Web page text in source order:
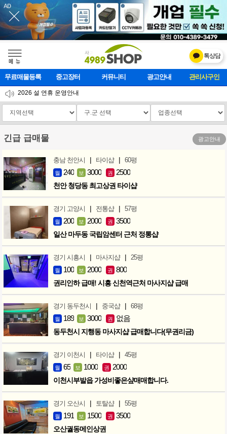
메    뉴
톡상담
무료매물등록 중고장터 커뮤니티 광고안내 마사지클럽
2026 설 연휴 운영안내
[업데이트]모바일 하단 고정메뉴 추가
[업데이트] 개선사항 안내
긴급 급매물 광고안내
충남 천안시 | 타이샵 | 60평
월 240 보 3000 권 2500
천안 청당동 최고상권 타이샵
경기 고양시 | 전통샵 | 57평
월 200 보 2000 권 3500
일산 마두동 국립암센터 근처 정통샵
경기 시흥시 | 마사지샵 | 25평
월 100 보 2000 권 800
권리인하 급매! 시흥 신천역근처 마사지샵 급매
경기 동두천시 | 중국샵 | 68평
월 189 보 3000 권 없음
동두천시 지행동 마사지샵 급매합니다(무권리금)
경기 이천시 | 타이샵 | 45평
월 65 보 1000 권 2000
이천시부발읍 가성비좋은샾매매합니다.
경기 오산시 | 토탈샵 | 55평
월 191 보 1500 권 3500
오산궐동메인상권